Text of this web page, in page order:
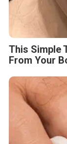
This Simple
From Your